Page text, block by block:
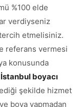
%100 elde
verdiyseniz
etmelisiniz.
referans vermesi
konusunda
İstanbul boyacı
şekilde hizmet
boya yapmadan